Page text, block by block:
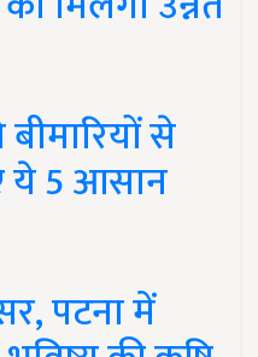
से
ये 5 आसान
पटना में